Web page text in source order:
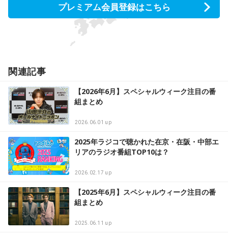
プレミアム会員登録はこちら
関連記事
【2026年6月】スペシャルウィーク注目の番
組まとめ
2026.06.01 up
2025年ラジコで聴かれた在京・在阪・中部エ
リアのラジオ番組TOP10は？
2026.02.17 up
【2025年6月】スペシャルウィーク注目の番
組まとめ
2025.06.11 up